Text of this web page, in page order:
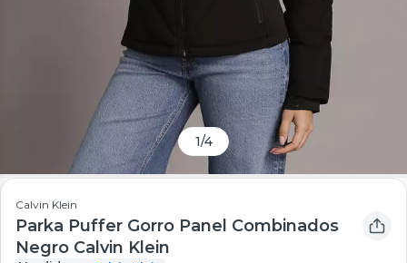
1/4
Calvin Klein
Parka Puffer Gorro Panel Combinados
Negro Calvin Klein